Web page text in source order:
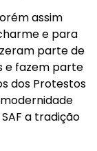
assim
e para
parte de
e fazem parte
dos Protestos
a tradição